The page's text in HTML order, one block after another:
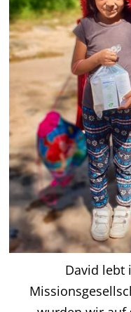
David lebt